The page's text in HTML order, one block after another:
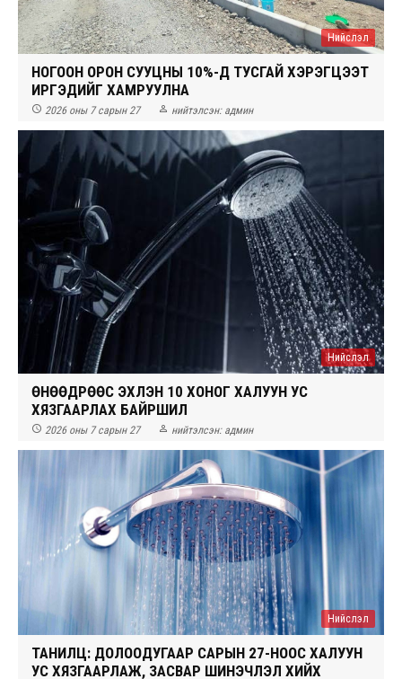
Нийслэл
НОГООН ОРОН СУУЦНЫ 10%-Д ТУСГАЙ ХЭРЭГЦЭЭТ
ИРГЭДИЙГ ХАМРУУЛНА
 2026 оны 7 сарын 27  нийтэлсэн: админ
Нийслэл
ӨНӨӨДРӨӨС ЭХЛЭН 10 ХОНОГ ХАЛУУН УС
ХЯЗГААРЛАХ БАЙРШИЛ
 2026 оны 7 сарын 27  нийтэлсэн: админ
Нийслэл
ТАНИЛЦ: ДОЛООДУГААР САРЫН 27-НООС ХАЛУУН
УС ХЯЗГААРЛАЖ, ЗАСВАР ШИНЭЧЛЭЛ ХИЙХ